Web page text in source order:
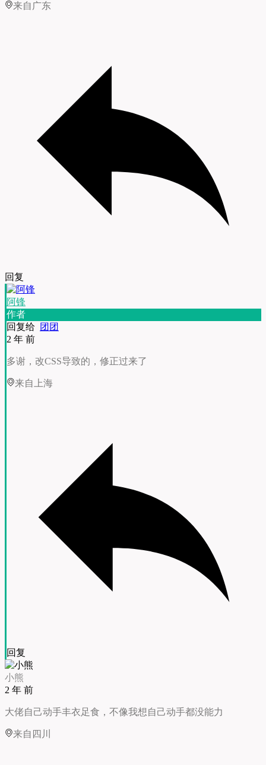
来自广东
回复
阿锋
作者
回复给 团团
2 年 前
多谢，改CSS导致的，修正过来了
来自上海
回复
小熊
2 年 前
大佬自己动手丰衣足食，不像我想自己动手都没能力
来自四川